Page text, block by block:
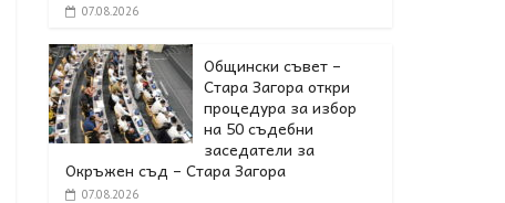
07.08.2026
Общински съвет –
Стара Загора откри
процедура за избор
на 50 съдебни
заседатели за
Окръжен съд – Стара Загора
07.08.2026